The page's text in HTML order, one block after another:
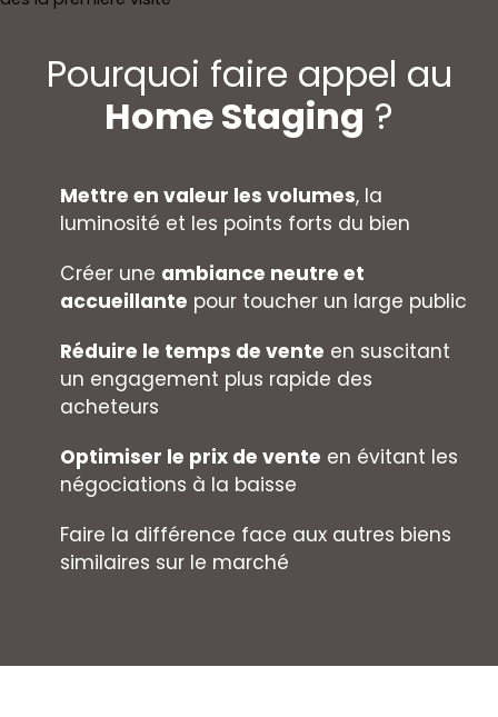
Pourquoi faire appel au
Home Staging ?
Mettre en valeur les volumes, la
luminosité et les points forts du bien
Créer une ambiance neutre et
accueillante pour toucher un large public
Réduire le temps de vente en suscitant
un engagement plus rapide des
acheteurs
Optimiser le prix de vente en évitant les
négociations à la baisse
Faire la différence face aux autres biens
similaires sur le marché